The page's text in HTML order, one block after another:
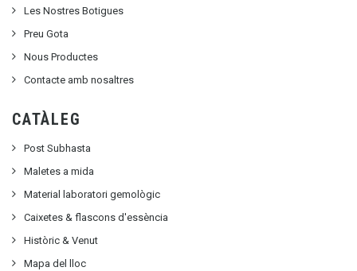
Les Nostres Botigues
Preu Gota
Nous Productes
Contacte amb nosaltres
CATÀLEG
Post Subhasta
Maletes a mida
Material laboratori gemològic
Caixetes & flascons d'essència
Històric & Venut
Mapa del lloc